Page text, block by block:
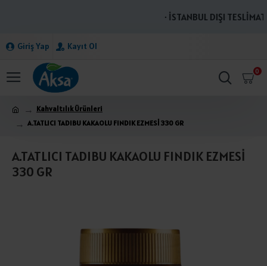
· İSTANBUL DIŞI
Giriş Yap Kayıt Ol
0
Kahvaltılık Ürünleri
A.TATLICI TADIBU KAKAOLU FINDIK EZMESİ 330 GR
A.TATLICI TADIBU KAKAOLU FINDIK EZMESİ
330 GR